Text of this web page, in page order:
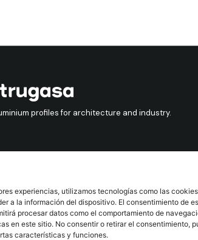
experiencias, utilizamos tecnologías como las
a la información del dispositivo. El consentimiento de
procesar datos como el comportamiento de
en este sitio. No consentir o retirar el consentimiento,
características y funciones.
profiles for architecture and industry.